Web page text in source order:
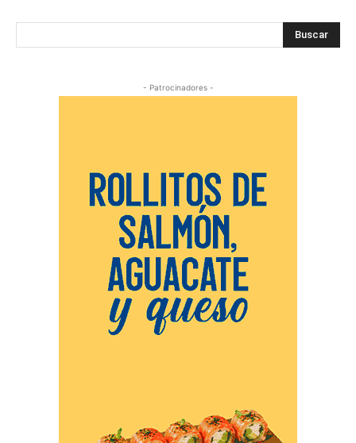
Buscar
- Patrocinadores -